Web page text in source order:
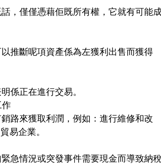
係正在進行交易。
作
易企業。